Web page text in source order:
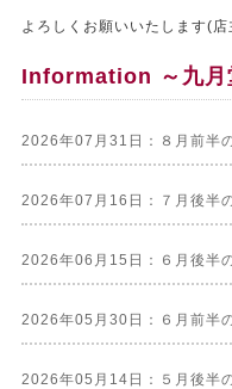
よろしくお願いいたします(店
Information ～九月
2026年07月31日：８月前半
2026年07月16日：７月後半
2026年06月15日：６月後半
2026年05月30日：６月前半
2026年05月14日：５月後半